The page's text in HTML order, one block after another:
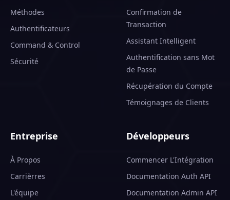
Méthodes
Authentificateurs
Command & Control
Sécurité
Confirmation de
Transaction
Assistant Intelligent
Authentification sans Mot
de Passe
Récupération du Compte
Témoignages de Clients
Entreprise
À Propos
Carrièrres
L'équipe
Développeurs
Commencer L'Intégration
Documentation Auth API
Documentation Admin API